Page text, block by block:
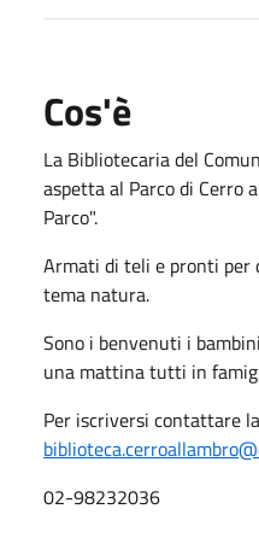
Cos'è
La Bibliotecaria del
aspetta al Parco di Cerro
Parco".
Armati di teli e pronti
tema natura.
Sono i benvenuti i
una mattina tutti in
Per iscriversi contattare
02-98232036